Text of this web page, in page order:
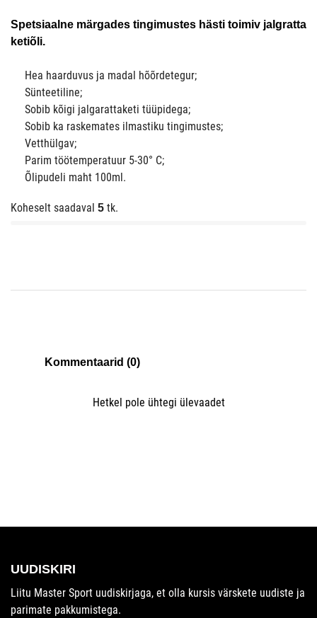
Spetsiaalne märgades tingimustes hästi toimiv jalgratta
ketiõli.
Hea haarduvus ja madal hõõrdetegur;
Sünteetiline;
Sobib kõigi jalgarattaketi tüüpidega;
Sobib ka raskemates ilmastiku tingimustes;
Vetthülgav;
Parim töötemperatuur 5-30° C;
Õlipudeli maht 100ml.
Koheselt saadaval 5 tk.
Kommentaarid (0)
Hetkel pole ühtegi ülevaadet
UUDISKIRI
Liitu Master Sport uudiskirjaga, et olla kursis värskete uudiste ja
parimate pakkumistega.